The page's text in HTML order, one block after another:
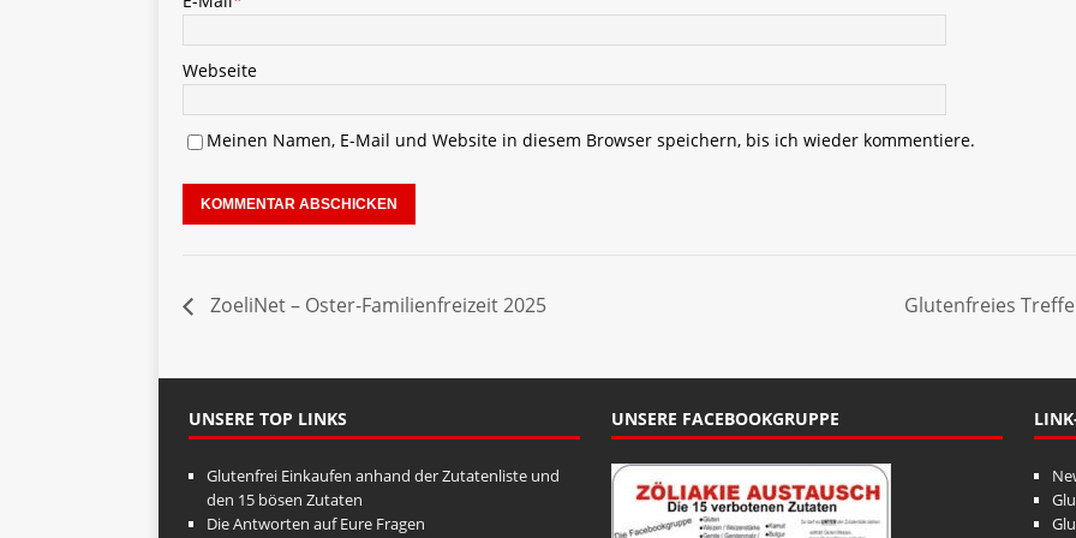
Webseite
Meinen Namen, E-Mail und Website in diesem Browser speichern, bis ich wieder kommentiere.
ZoeliNet – Oster-Familienfreizeit 2025 Glutenfreies
UNSERE TOP LINKS
Glutenfrei Einkaufen anhand der Zutatenliste und
den 15 bösen Zutaten
Die Antworten auf Eure Fragen
UNSERE FACEBOOKGRUPPE